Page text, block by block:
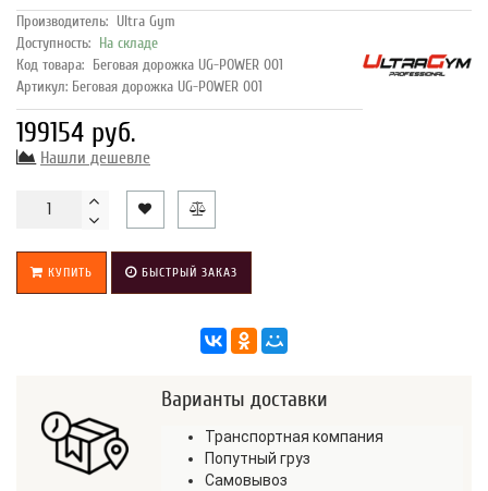
Производитель: Ultra Gym
Доступность: На складе
Код товара: Беговая дорожка UG-POWER 001
Артикул: Беговая дорожка UG-POWER 001
199154 руб.
Нашли дешевле
КУПИТЬ БЫСТРЫЙ ЗАКАЗ
Варианты доставки
Транспортная компания
Попутный груз
Самовывоз